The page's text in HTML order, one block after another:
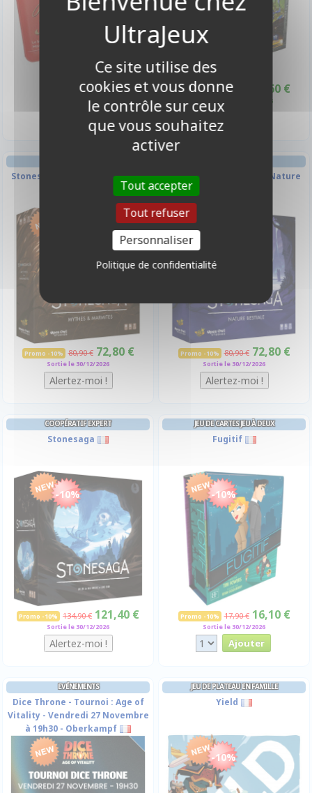
7,90 €
Sortie le 31/12/2026
Promo -10% 58,50 € 52,60 €
Disponible le 31/12/2026
Stonesaga - Extension Mythes
Promo -10% 80,90 € 72,80 €
Sortie le 30/12/2026
Stonesaga - Extension Nature
Promo -10% 80,90 € 72,80 €
Sortie le 30/12/2026
COOPÉRATIF EXPERT
Stonesaga
-10%
Promo -10% 134,90 € 121,40 €
Sortie le 30/12/2026
JEU DE CARTES JEU À DEUX
Fugitif
-10%
Promo -10% 17,90 € 16,10 €
Sortie le 30/12/2026
EVÉNEMENTS
Dice Throne - Tournoi : Age of
Vitality - Vendredi 27 Novembre
à 19h30 - Oberkampf
JEU DE PLATEAU EN FAMILLE
Yield
-10%
Ce site utilise des
cookies et vous donne
le contrôle sur ceux
que vous souhaitez
activer
Tout accepter
Tout refuser
Personnaliser
Politique de confidentialité